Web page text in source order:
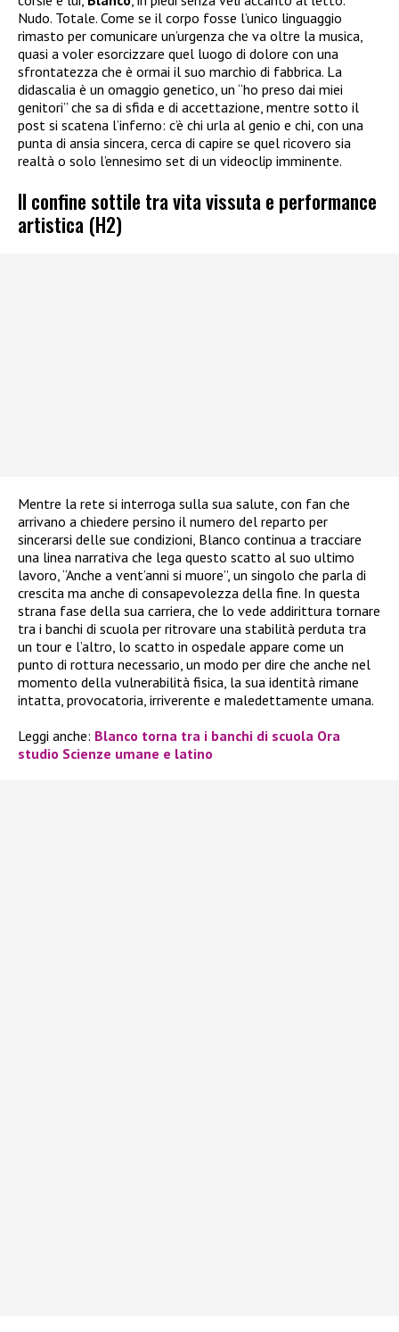
Nudo. Totale. Come se il corpo fosse l’unico linguaggio
rimasto per comunicare un’urgenza che va oltre la musica,
quasi a voler esorcizzare quel luogo di dolore con una
sfrontatezza che è ormai il suo marchio di fabbrica. La
didascalia è un omaggio genetico, un “ho preso dai miei
genitori” che sa di sfida e di accettazione, mentre sotto il
post si scatena l’inferno: c’è chi urla al genio e chi, con una
punta di ansia sincera, cerca di capire se quel ricovero sia
realtà o solo l’ennesimo set di un videoclip imminente.
Il confine sottile tra vita vissuta e performance
artistica (H2)
Mentre la rete si interroga sulla sua salute, con fan che
arrivano a chiedere persino il numero del reparto per
sincerarsi delle sue condizioni, Blanco continua a tracciare
una linea narrativa che lega questo scatto al suo ultimo
lavoro, “Anche a vent’anni si muore”, un singolo che parla di
crescita ma anche di consapevolezza della fine. In questa
strana fase della sua carriera, che lo vede addirittura tornare
tra i banchi di scuola per ritrovare una stabilità perduta tra
un tour e l’altro, lo scatto in ospedale appare come un
punto di rottura necessario, un modo per dire che anche nel
momento della vulnerabilità fisica, la sua identità rimane
intatta, provocatoria, irriverente e maledettamente umana.
Leggi anche: Blanco torna tra i banchi di scuola Ora
studio Scienze umane e latino